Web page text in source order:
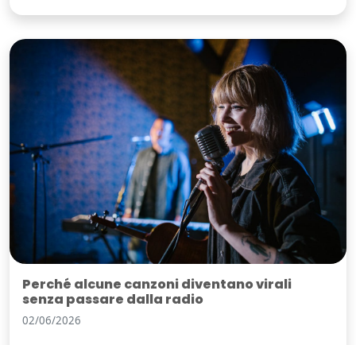
Perché alcune canzoni diventano virali
senza passare dalla radio
02/06/2026